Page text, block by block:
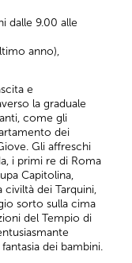
dalle 9.00 alle
anno),
e
la graduale
come gli
dei
Gli affreschi
i primi re di Roma
Capitolina,
civiltà dei Tarquini,
sorto sulla cima
del Tempio di
dei bambini.